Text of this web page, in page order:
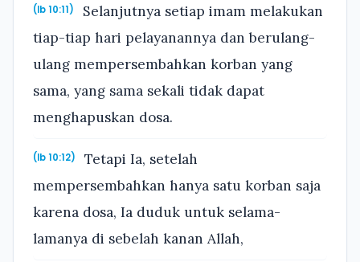
(Ib 10:11)
Selanjutnya setiap imam melakukan
tiap-tiap hari pelayanannya dan berulang-
ulang mempersembahkan korban yang
sama, yang sama sekali tidak dapat
menghapuskan dosa.
(Ib 10:12)
Tetapi Ia, setelah
mempersembahkan hanya satu korban saja
karena dosa, Ia duduk untuk selama-
lamanya di sebelah kanan Allah,